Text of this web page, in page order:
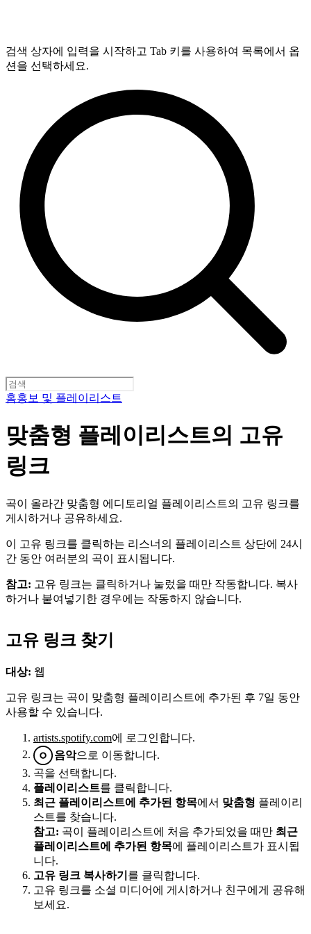
검색 상자에 입력을 시작하고 Tab 키를 사용하여 목록에서 옵
션을 선택하세요.
홈홍보 및 플레이리스트
맞춤형 플레이리스트의 고유
링크
곡이 올라간 맞춤형 에디토리얼 플레이리스트의 고유 링크를
게시하거나 공유하세요.
이 고유 링크를 클릭하는 리스너의 플레이리스트 상단에 24시
간 동안 여러분의 곡이 표시됩니다.
참고: 고유 링크는 클릭하거나 눌렀을 때만 작동합니다. 복사
하거나 붙여넣기한 경우에는 작동하지 않습니다.
고유 링크 찾기
대상: 웹
고유 링크는 곡이 맞춤형 플레이리스트에 추가된 후 7일 동안
사용할 수 있습니다.
artists.spotify.com에 로그인합니다.
음악으로 이동합니다.
곡을 선택합니다.
플레이리스트를 클릭합니다.
최근 플레이리스트에 추가된 항목에서 맞춤형 플레이리
스트를 찾습니다.
참고: 곡이 플레이리스트에 처음 추가되었을 때만 최근
플레이리스트에 추가된 항목에 플레이리스트가 표시됩
니다.
고유 링크 복사하기 를 클릭합니다.
고유 링크를 소셜 미디어에 게시하거나 친구에게 공유해
보세요.